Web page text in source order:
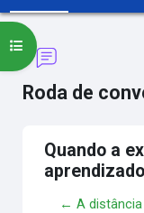
Roda de
Abrir índice del curso
Quando a
aprendizado
← A distância